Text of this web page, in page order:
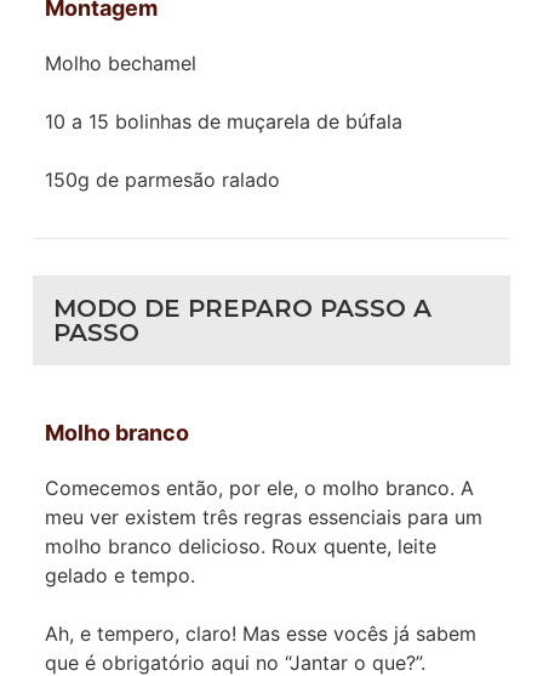
Montagem
Molho bechamel
10 a 15 bolinhas de muçarela de búfala
150g de parmesão ralado
MODO DE PREPARO PASSO A
PASSO
Molho branco
Comecemos então, por ele, o molho branco. A
meu ver existem três regras essenciais para um
molho branco delicioso. Roux quente, leite
gelado e tempo.
Ah, e tempero, claro! Mas esse vocês já sabem
que é obrigatório aqui no “Jantar o que?”.